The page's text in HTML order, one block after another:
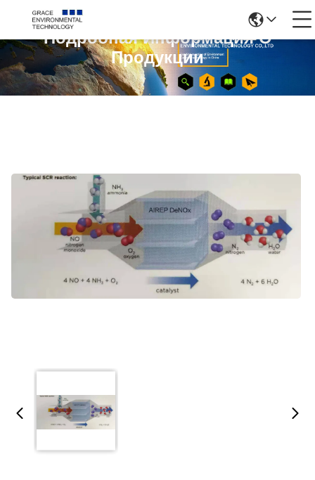
Подробная Информация О
Продукции